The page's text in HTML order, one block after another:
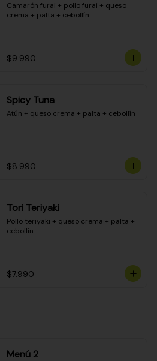
Camarón furai + pollo furai + queso
crema + palta + cebollín
$9.990
Spicy Tuna
Atún + queso crema + palta + cebollín
$8.990
Tori Teriyaki
Pollo teriyaki + queso crema + palta +
cebollín
$7.990
Menú 2